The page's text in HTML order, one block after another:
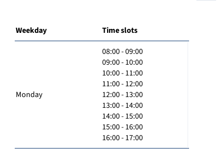
Weekday Time slots
Monday
08:00 - 09:00
09:00 - 10:00
10:00 - 11:00
11:00 - 12:00
12:00 - 13:00
13:00 - 14:00
14:00 - 15:00
15:00 - 16:00
16:00 - 17:00